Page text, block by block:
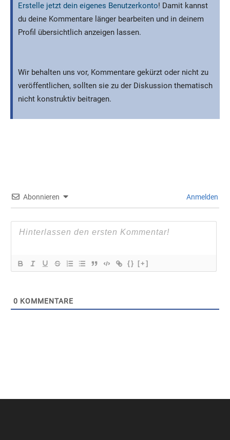
Erstelle jetzt dein eigenes Benutzerkonto! Damit kannst
du deine Kommentare länger bearbeiten und in deinem
Profil übersichtlich anzeigen lassen.
Wir behalten uns vor, Kommentare gekürzt oder nicht zu
veröffentlichen, sollten sie zu der Diskussion thematisch
nicht konstruktiv beitragen.
Abonnieren Anmelden
{} [+]
0 KOMMENTARE